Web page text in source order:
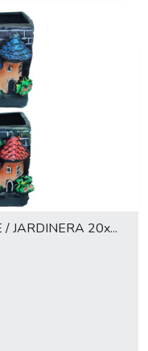
JARDINERA 20x...